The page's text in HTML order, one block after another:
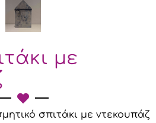
με
σπιτάκι με ντεκουπάζ